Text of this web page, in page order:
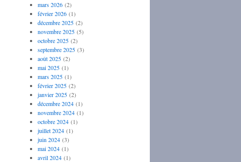
mars 2026(2)
février 2026(1)
décembre 2025(2)
novembre 2025(5)
octobre 2025(2)
septembre 2025(3)
août 2025(2)
mai 2025(1)
mars 2025(1)
février 2025(2)
janvier 2025(2)
décembre 2024(1)
novembre 2024(1)
octobre 2024(1)
juillet 2024(1)
juin 2024(3)
mai 2024(1)
avril 2024(1)